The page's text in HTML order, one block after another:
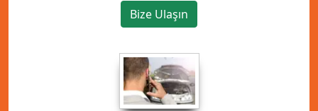
Bize Ulaşın